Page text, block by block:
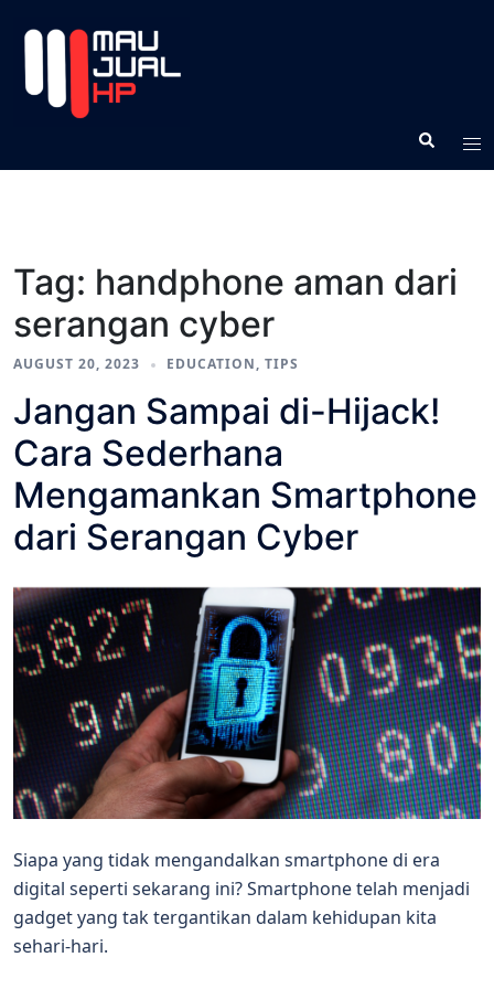
Tag: handphone aman dari
serangan cyber
AUGUST 20, 2023 EDUCATION, TIPS
Jangan Sampai di-Hijack!
Cara Sederhana
Mengamankan Smartphone
dari Serangan Cyber
Siapa yang tidak mengandalkan smartphone di era
digital seperti sekarang ini? Smartphone telah menjadi
gadget yang tak tergantikan dalam kehidupan kita
sehari-hari.